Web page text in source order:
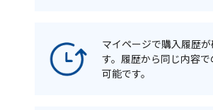
マイページで購入履歴
す。履歴から同じ内容で
可能です。